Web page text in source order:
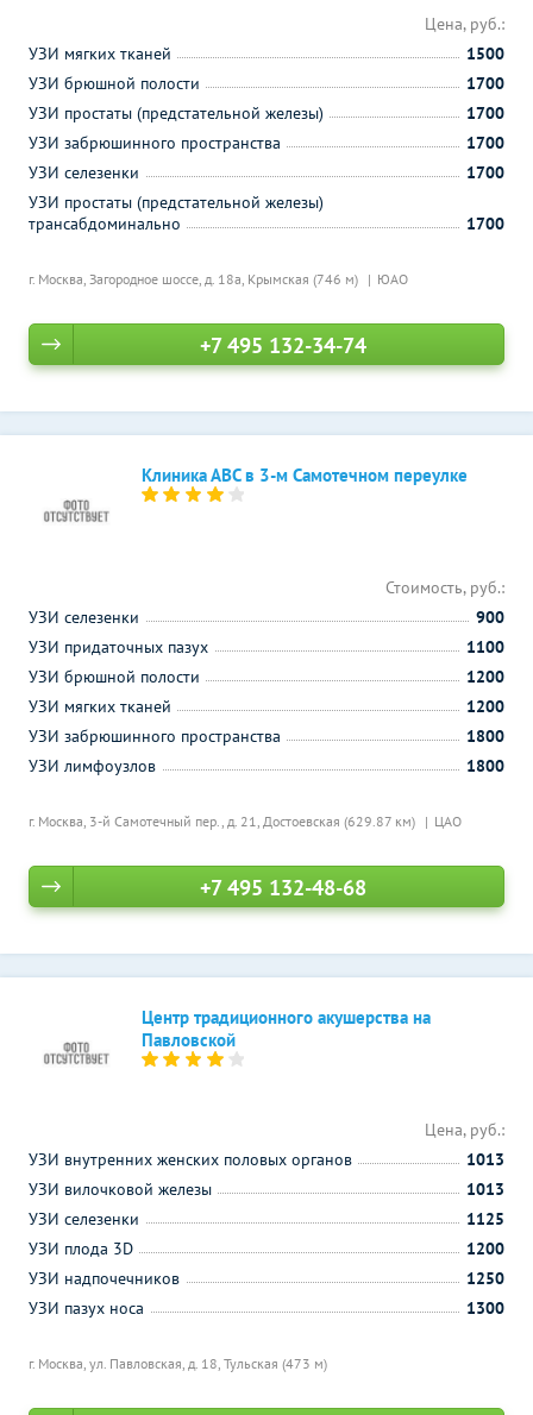
г. Москва, Загородное шоссе, д. 18а, Крымская (746 м) ЮАО
Цена, руб.:
УЗИ мягких тканей
1500
УЗИ брюшной полости
1700
УЗИ простаты (предстательной железы)
1700
УЗИ забрюшинного пространства
1700
УЗИ селезенки
1700
УЗИ простаты (предстательной железы)
трансабдоминально
1700
+7 495 132-34-74
Клиника АВС в 3-м Самотечном переулке
г. Москва, 3-й Самотечный пер., д. 21, Достоевская (629.87 км) ЦАО
Стоимость, руб.:
УЗИ селезенки
900
УЗИ придаточных пазух
1100
УЗИ брюшной полости
1200
УЗИ мягких тканей
1200
УЗИ забрюшинного пространства
1800
УЗИ лимфоузлов
1800
+7 495 132-48-68
Центр традиционного акушерства на
Павловской
г. Москва, ул. Павловская, д. 18, Тульская (473 м)
Цена, руб.:
УЗИ внутренних женских половых органов
1013
УЗИ вилочковой железы
1013
УЗИ селезенки
1125
УЗИ плода 3D
1200
УЗИ надпочечников
1250
УЗИ пазух носа
1300